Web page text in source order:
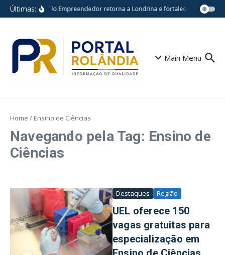
Ir para o conteúdo
Últimas:Feira do Empreendedor retorna a Londrina e fortalece pequenos
Main Menu
Home / Ensino de Ciências
Navegando pela Tag: Ensino de
Ciências
Destaques Região
UEL oferece 150
vagas gratuitas para
especialização em